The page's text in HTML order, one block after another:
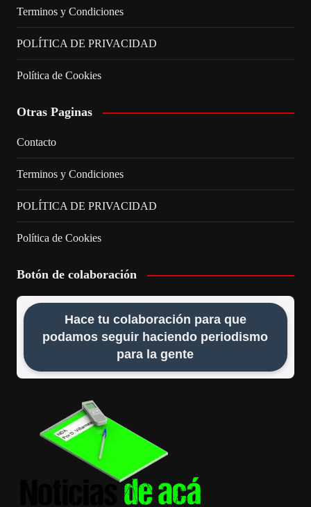
Terminos y Condiciones
POLÍTICA DE PRIVACIDAD
Política de Cookies
Otras Paginas
Contacto
Terminos y Condiciones
POLÍTICA DE PRIVACIDAD
Política de Cookies
Botón de colaboración
Hace tu colaboración para que
podamos seguir haciendo periodismo
para la gente